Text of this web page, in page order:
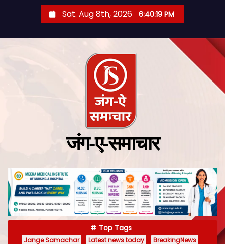
Sat. Aug 8th, 2026 6:40:20 PM
जंग-ए-समाचार
Top Tags
Jange Samachar Latest news today
BreakingNews